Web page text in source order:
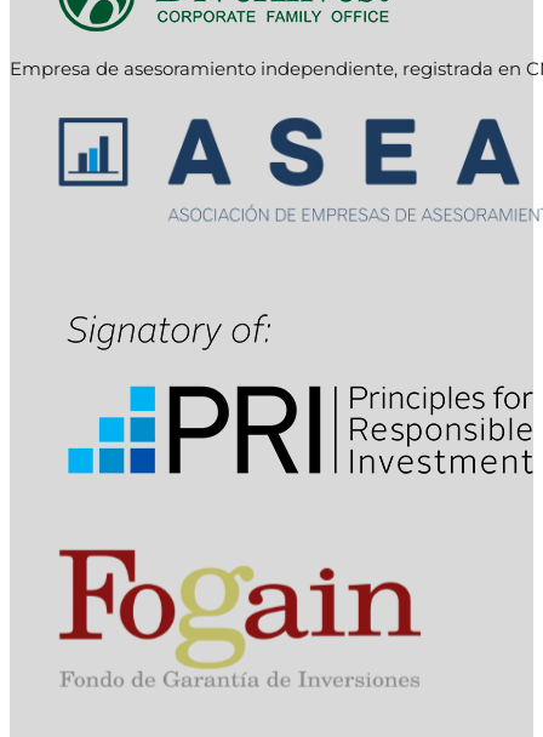
Empresa de asesoramiento independiente, registrada en